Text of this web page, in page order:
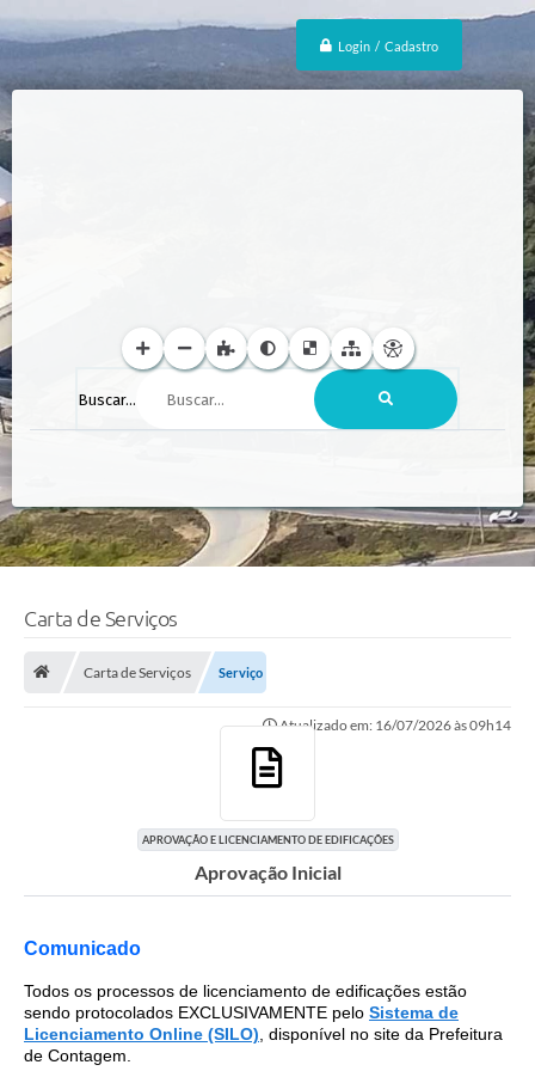
Login / Cadastro
Buscar...
Carta de Serviços
Carta de Serviços Serviço
Atualizado em: 16/07/2026 às 09h14
APROVAÇÃO E LICENCIAMENTO DE EDIFICAÇÕES
Aprovação Inicial
Comunicado
Todos os processos de licenciamento de edificações estão
sendo protocolados EXCLUSIVAMENTE pelo Sistema de
Licenciamento Online (SILO) , disponível no site da Prefeitura
de Contagem.